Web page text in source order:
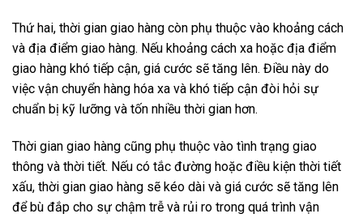
Thứ hai, thời gian giao hàng còn phụ thuộc vào khoảng cách
và địa điểm giao hàng. Nếu khoảng cách xa hoặc địa điểm
giao hàng khó tiếp cận, giá cước sẽ tăng lên. Điều này do
việc vận chuyển hàng hóa xa và khó tiếp cận đòi hỏi sự
chuẩn bị kỹ lưỡng và tốn nhiều thời gian hơn.
Thời gian giao hàng cũng phụ thuộc vào tình trạng giao
thông và thời tiết. Nếu có tắc đường hoặc điều kiện thời tiết
xấu, thời gian giao hàng sẽ kéo dài và giá cước sẽ tăng lên
để bù đắp cho sự chậm trễ và rủi ro trong quá trình vận